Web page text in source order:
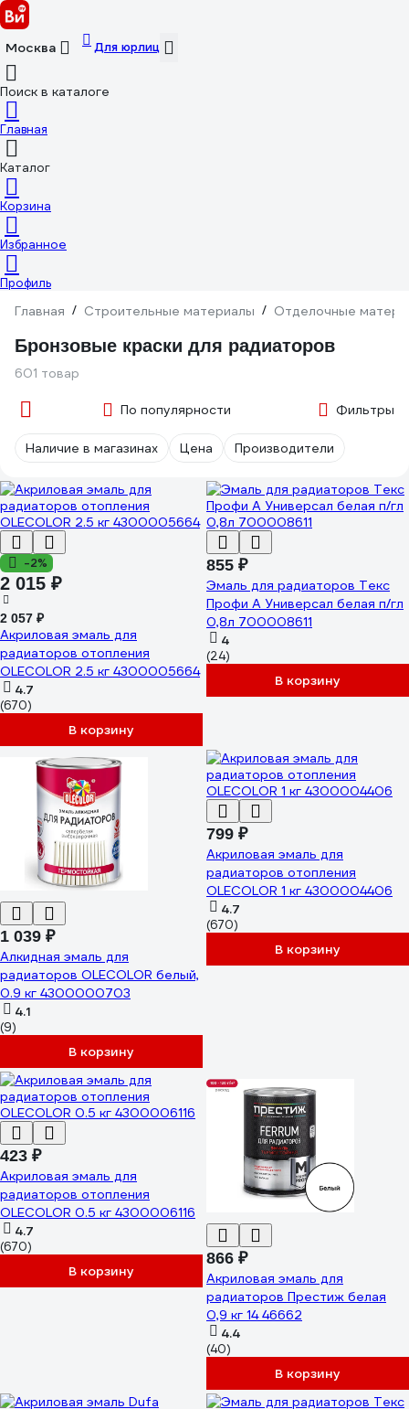
Москва Для юрлиц
Поиск в каталоге
Главная
Каталог
Корзина
Избранное
Профиль
Главная / Строительные материалы / Отделочные
Бронзовые краски для радиаторов
601 товар
По популярности Фильтры
Наличие в магазинах Цена Производители
-2%
2 015 ₽
2 057 ₽
Акриловая эмаль для
радиаторов отопления
OLECOLOR 2.5 кг 4300005664
4.7
(670)
В корзину
855 ₽
Эмаль для радиаторов Текс
Профи А Универсал белая п/гл
0,8л 700008611
4
(24)
В корзину
1 039 ₽
Алкидная эмаль для
радиаторов OLECOLOR белый,
0.9 кг 4300000703
4.1
(9)
В корзину
799 ₽
Акриловая эмаль для
радиаторов отопления
OLECOLOR 1 кг 4300004406
4.7
(670)
В корзину
423 ₽
Акриловая эмаль для
радиаторов отопления
OLECOLOR 0.5 кг 4300006116
4.7
(670)
В корзину
866 ₽
Акриловая эмаль для
радиаторов Престиж белая
0,9 кг 14 46662
4.4
(40)
В корзину